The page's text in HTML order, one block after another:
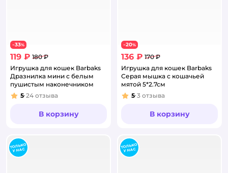
−33%
119 ₽ 180 ₽
Игрушка для кошек Barbaks
Дразнилка мини с белым
пушистым наконечником
Рейтинг:
5 24 отзыва
В корзину
−20%
136 ₽ 170 ₽
Игрушка для кошек Barbaks
Серая мышка с кошачьей
мятой 5*2.7см
Рейтинг:
5 3 отзыва
В корзину